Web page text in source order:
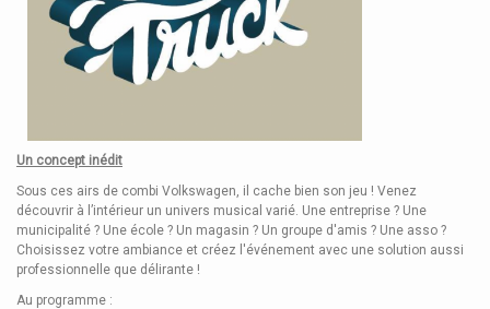
Un concept inédit
Sous ces airs de combi Volkswagen, il cache bien son jeu ! Venez
découvrir à l’intérieur un univers musical varié. Une entreprise ? Une
municipalité ? Une école ? Un magasin ? Un groupe d'amis ? Une asso ?
Choisissez votre ambiance et créez l'événement avec une solution aussi
professionnelle que délirante !
Au programme :